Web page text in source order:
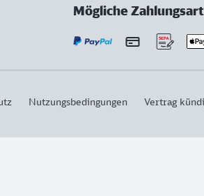
Mögliche
Nutzungsbedingungen Vertrag